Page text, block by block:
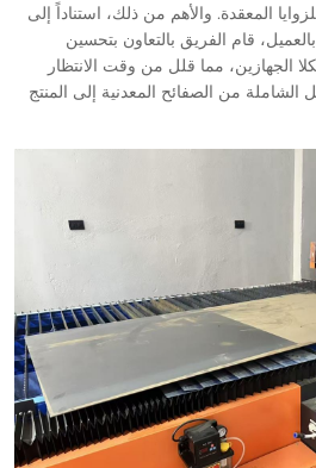
المعقدة. والأهم من ذلك، استناداً إلى
قام الفريق بالتعاون بتحسين
الجهازين، مما قلل من وقت الانتظار
من الصفائح المعدنية إلى المنتج